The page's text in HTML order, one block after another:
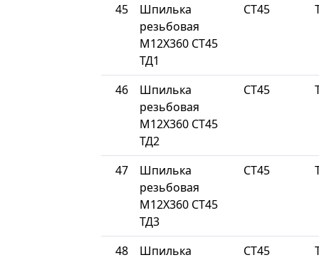
45
Шпилька
резьбовая
М12Х360 СТ45
ТД1
СТ45
46
Шпилька
резьбовая
М12Х360 СТ45
ТД2
СТ45
47
Шпилька
резьбовая
М12Х360 СТ45
ТД3
СТ45
48
Шпилька
СТ45